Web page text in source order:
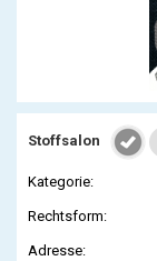
Stoffsalon
Kategorie:
Rechtsform:
Adresse: